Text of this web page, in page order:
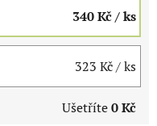
340 Kč/ ks
323 Kč/ ks
Ušetříte0 Kč